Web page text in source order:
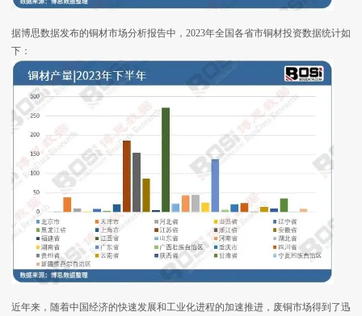
据博思数据发布的铜材市场分析报告中，2023年全国各省市铜材投资数据统计如
下：
近年来，随着中国经济的快速发展和工业化进程的加速推进，废铜市场得到了迅